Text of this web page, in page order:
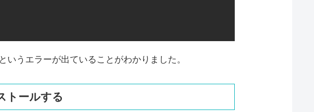
いうエラーが出ていることがわかりました。
トールする